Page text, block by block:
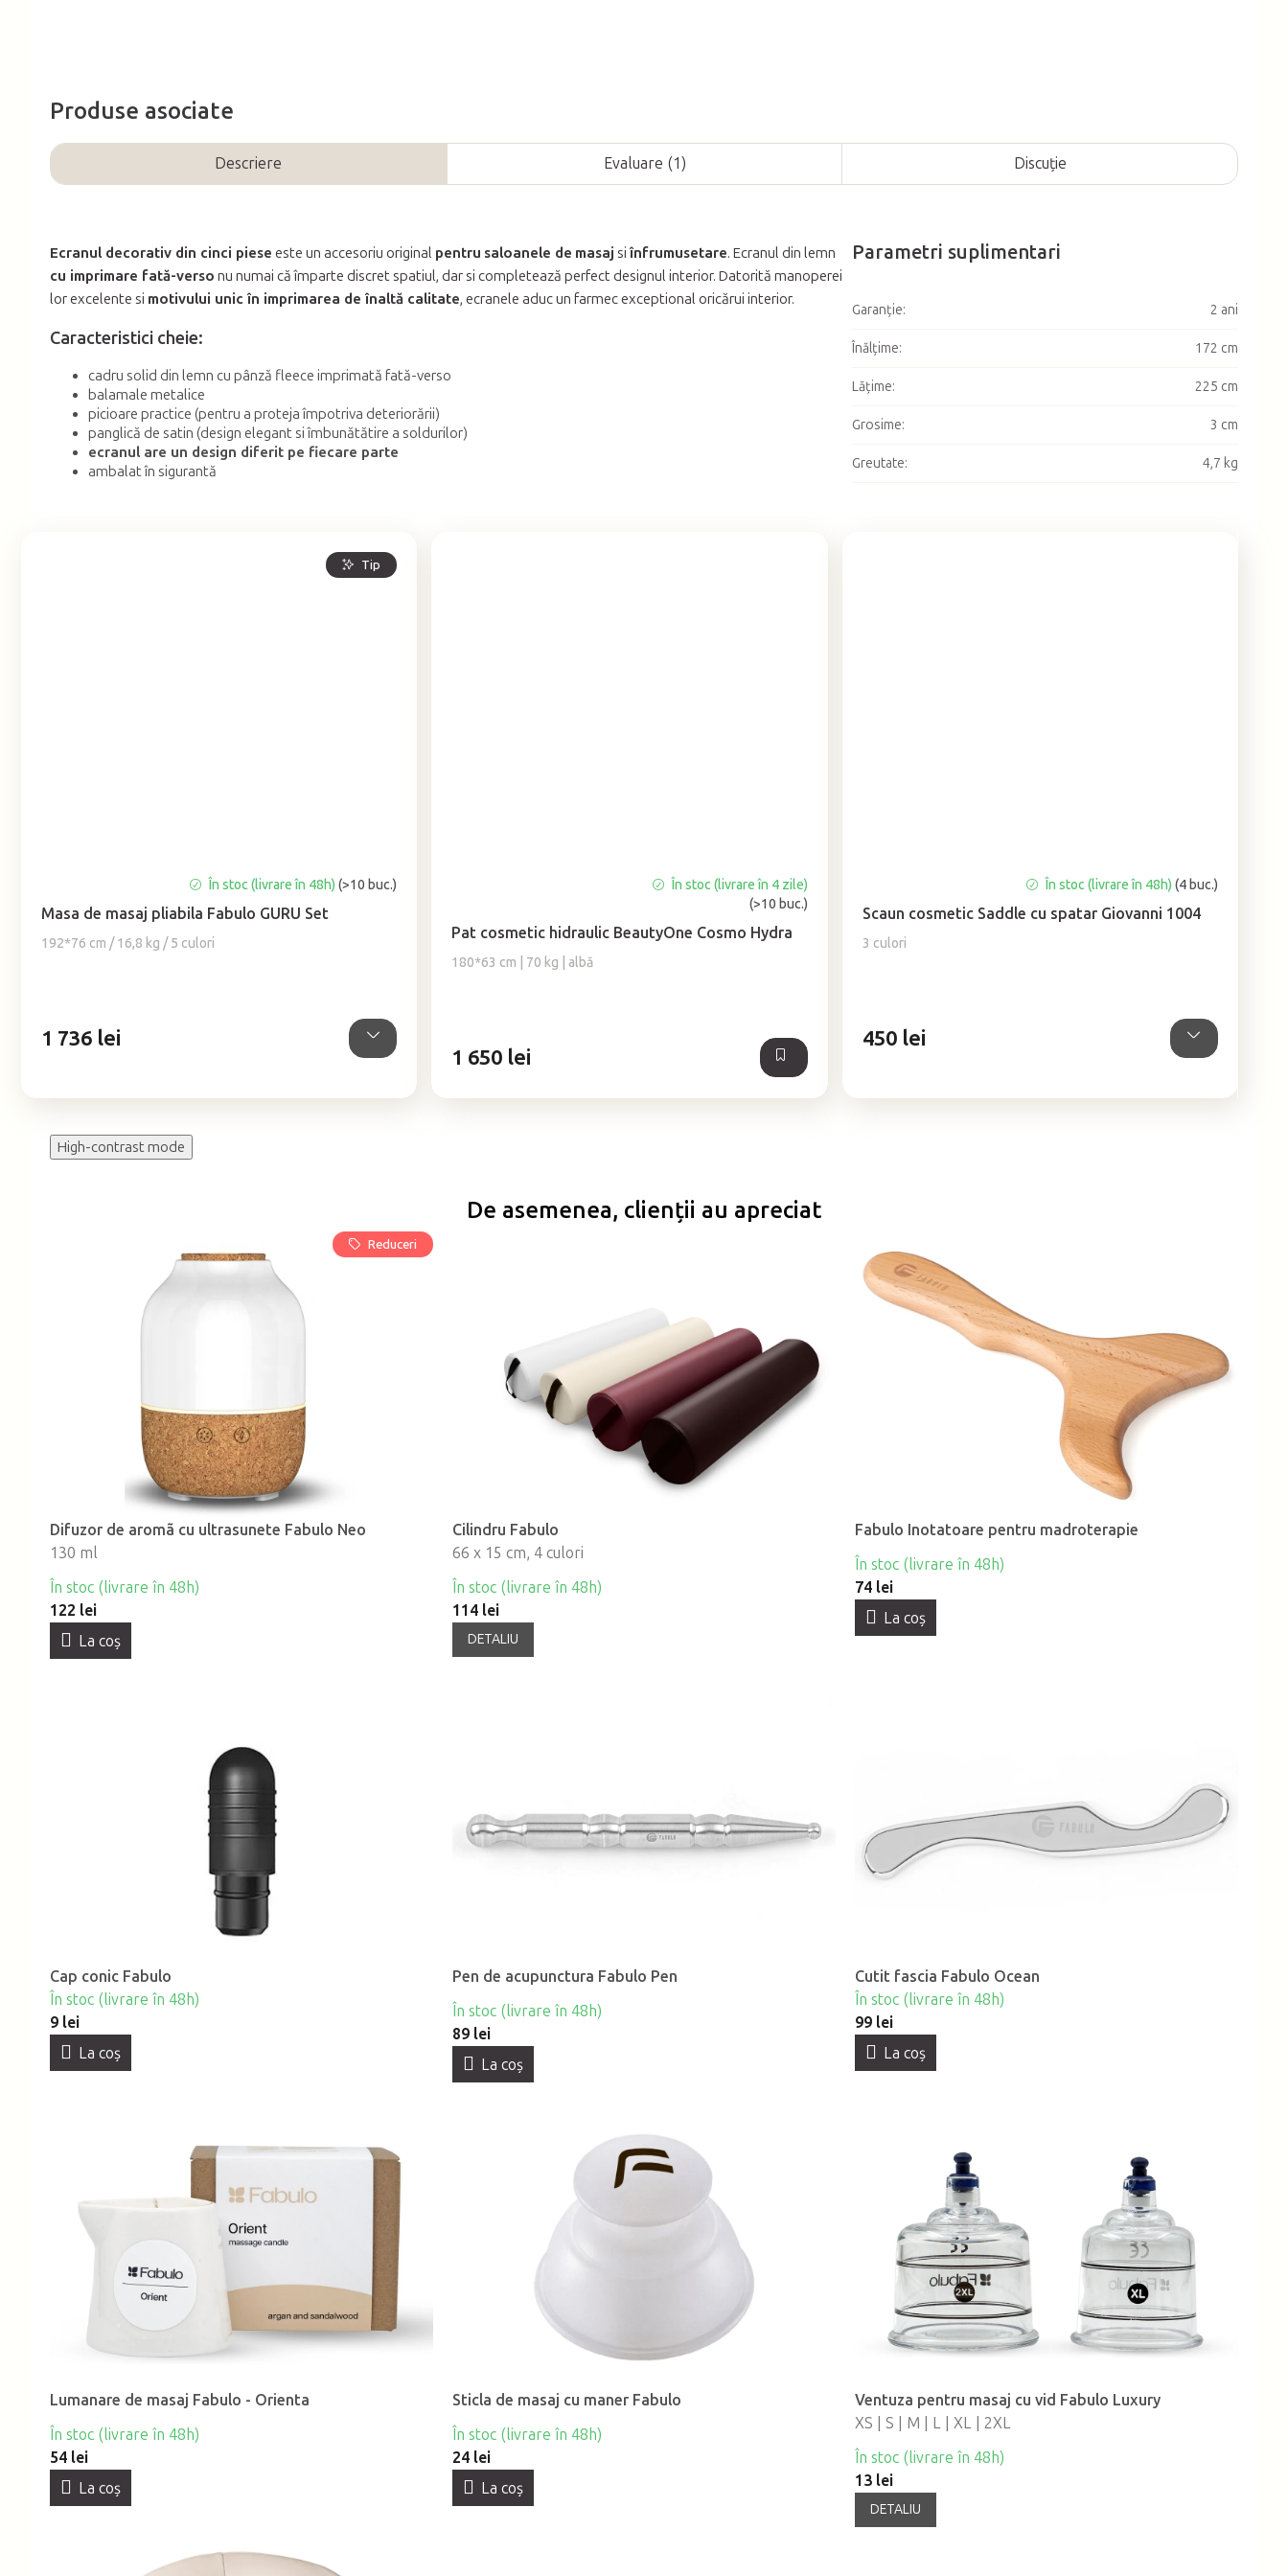
Produse asociate
Tip
Masa de masaj pliabila Fabulo GURU Set
192*76 cm / 16,8 kg / 5 culori
a
produsului
stele.
În stoc (livrare în 48h)(>10 buc.)
1 736 lei
Pat cosmetic hidraulic BeautyOne Cosmo Hydra
180*63 cm | 70 kg | albă
a
este
stele.
În stoc (livrare în 4 zile)
(>10 buc.)
1 650 lei
Scaun cosmetic Saddle cu spatar Giovanni 1004
3 culori
a
produsului
stele.
În stoc (livrare în 48h) (4 buc.)
450 lei
Descriere Evaluare (1) Discuţie
Ecranul decorativ din cinci piese este un accesoriu original pentru saloanele de masaj si înfrumusetare. Ecranul din lemn
cu imprimare fată-verso nu numai că împarte discret spatiul, dar si completează perfect designul interior. Datorită manoperei
lor excelente si motivului unic în imprimarea de înaltă calitate, ecranele aduc un farmec exceptional oricărui interior.
Caracteristici cheie:
cadru solid din lemn cu pânză fleece imprimată fată-verso
balamale metalice
picioare practice (pentru a proteja împotriva deteriorării)
panglică de satin (design elegant si îmbunătătire a soldurilor)
ecranul are un design diferit pe fiecare parte
ambalat în sigurantă
Parametri suplimentari
Garanţie: 2 ani
Înălţime: 172 cm
Lățime: 225 cm
Grosime: 3 cm
Greutate: 4,7 kg
High-contrast mode
De asemenea, clienții au apreciat
Reduceri
Difuzor de aromã cu ultrasunete Fabulo Neo
130 ml
În stoc (livrare în 48h)
122 lei
La coş
Cilindru Fabulo
66 x 15 cm, 4 culori
În stoc (livrare în 48h)
114 lei
DETALIU
Fabulo Inotatoare pentru madroterapie
În stoc (livrare în 48h)
74 lei
La coş
Cap conic Fabulo
În stoc (livrare în 48h)
9 lei
La coş
Pen de acupunctura Fabulo Pen
În stoc (livrare în 48h)
89 lei
La coş
Cutit fascia Fabulo Ocean
În stoc (livrare în 48h)
99 lei
La coş
Lumanare de masaj Fabulo - Orienta
În stoc (livrare în 48h)
54 lei
La coş
Sticla de masaj cu maner Fabulo
În stoc (livrare în 48h)
24 lei
La coş
Ventuza pentru masaj cu vid Fabulo Luxury
XS | S | M | L | XL | 2XL
În stoc (livrare în 48h)
13 lei
DETALIU